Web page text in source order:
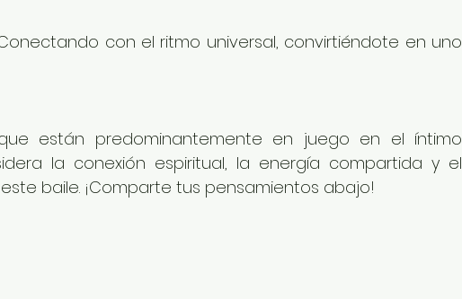
con el ritmo universal, convirtiéndote en uno
están predominantemente en juego en el íntimo
la conexión espiritual, la energía compartida y el
baile. ¡Comparte tus pensamientos abajo!